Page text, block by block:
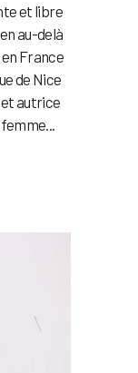
et libre
au-delà
en France
de Nice
autrice